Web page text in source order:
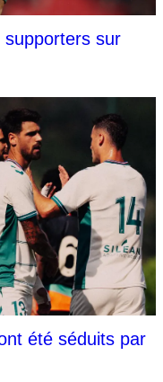
sur
été séduits par